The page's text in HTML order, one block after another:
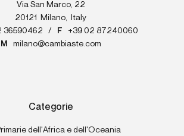
Via San Marco, 22
20121
Milano,
Italy
36590462 / F
+39 02 87240060
M
milano@cambiaste.com
Categorie
dell'Africa e dell'Oceania